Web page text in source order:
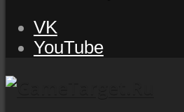
VK
YouTube